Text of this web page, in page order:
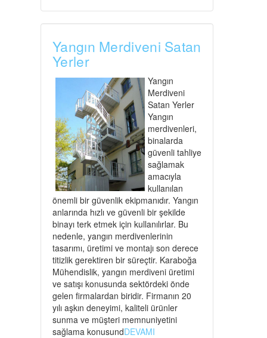
Yangın Merdiveni Satan
Yerler
Yangın
Merdiveni
Satan Yerler
Yangın
merdivenleri,
binalarda
güvenli tahliye
sağlamak
amacıyla
kullanılan
önemli bir güvenlik ekipmanıdır. Yangın
anlarında hızlı ve güvenli bir şekilde
binayı terk etmek için kullanılırlar. Bu
nedenle, yangın merdivenlerinin
tasarımı, üretimi ve montajı son derece
titizlik gerektiren bir süreçtir. Karaboğa
Mühendislik, yangın merdiveni üretimi
ve satışı konusunda sektördeki önde
gelen firmalardan biridir. Firmanın 20
yılı aşkın deneyimi, kaliteli ürünler
sunma ve müşteri memnuniyetini
sağlama konusundDEVAMI